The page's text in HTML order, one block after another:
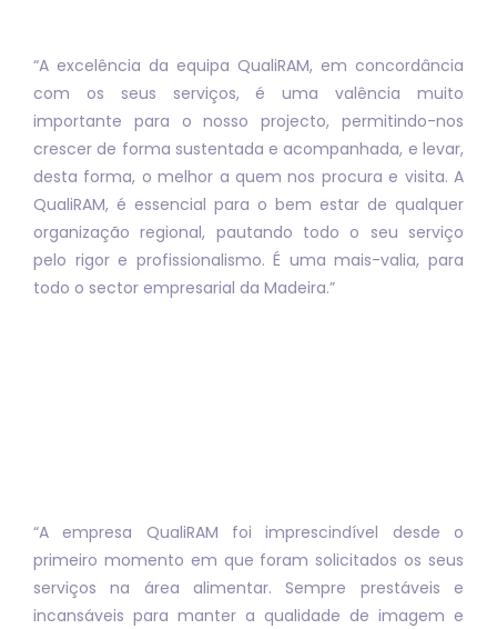
“A excelência da equipa QualiRAM, em concordância
com os seus serviços, é uma valência muito
importante para o nosso projecto, permitindo-nos
crescer de forma sustentada e acompanhada, e levar,
desta forma, o melhor a quem nos procura e visita. A
QualiRAM, é essencial para o bem estar de qualquer
organização regional, pautando todo o seu serviço
pelo rigor e profissionalismo. É uma mais-valia, para
todo o sector empresarial da Madeira.”
“A empresa QualiRAM foi imprescindível desde o
primeiro momento em que foram solicitados os seus
serviços na área alimentar. Sempre prestáveis e
incansáveis para manter a qualidade de imagem e